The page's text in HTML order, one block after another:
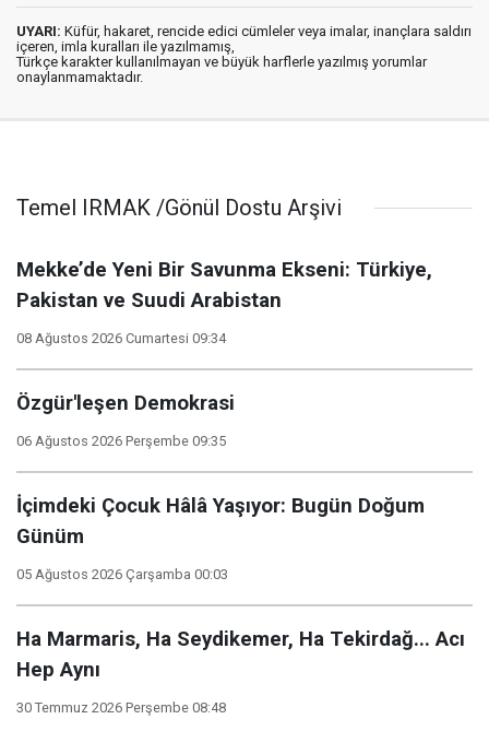
UYARI: Küfür, hakaret, rencide edici cümleler veya imalar, inançlara saldırı
içeren, imla kuralları ile yazılmamış,
Türkçe karakter kullanılmayan ve büyük harflerle yazılmış yorumlar
onaylanmamaktadır.
Temel IRMAK /Gönül Dostu Arşivi
Mekke’de Yeni Bir Savunma Ekseni: Türkiye,
Pakistan ve Suudi Arabistan
08 Ağustos 2026 Cumartesi 09:34
Özgür'leşen Demokrasi
06 Ağustos 2026 Perşembe 09:35
İçimdeki Çocuk Hâlâ Yaşıyor: Bugün Doğum
Günüm
05 Ağustos 2026 Çarşamba 00:03
Ha Marmaris, Ha Seydikemer, Ha Tekirdağ... Acı
Hep Aynı
30 Temmuz 2026 Perşembe 08:48